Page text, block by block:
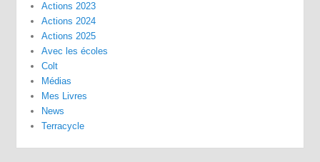
Actions 2023
Actions 2024
Actions 2025
Avec les écoles
Colt
Médias
Mes Livres
News
Terracycle